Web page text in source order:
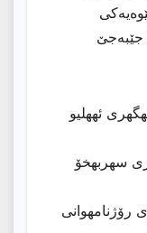
جێبەجێ
ئههلیو
سهربهخۆ
رۆژنامهوانی